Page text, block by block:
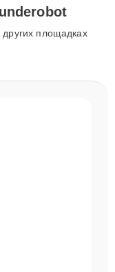
площадках